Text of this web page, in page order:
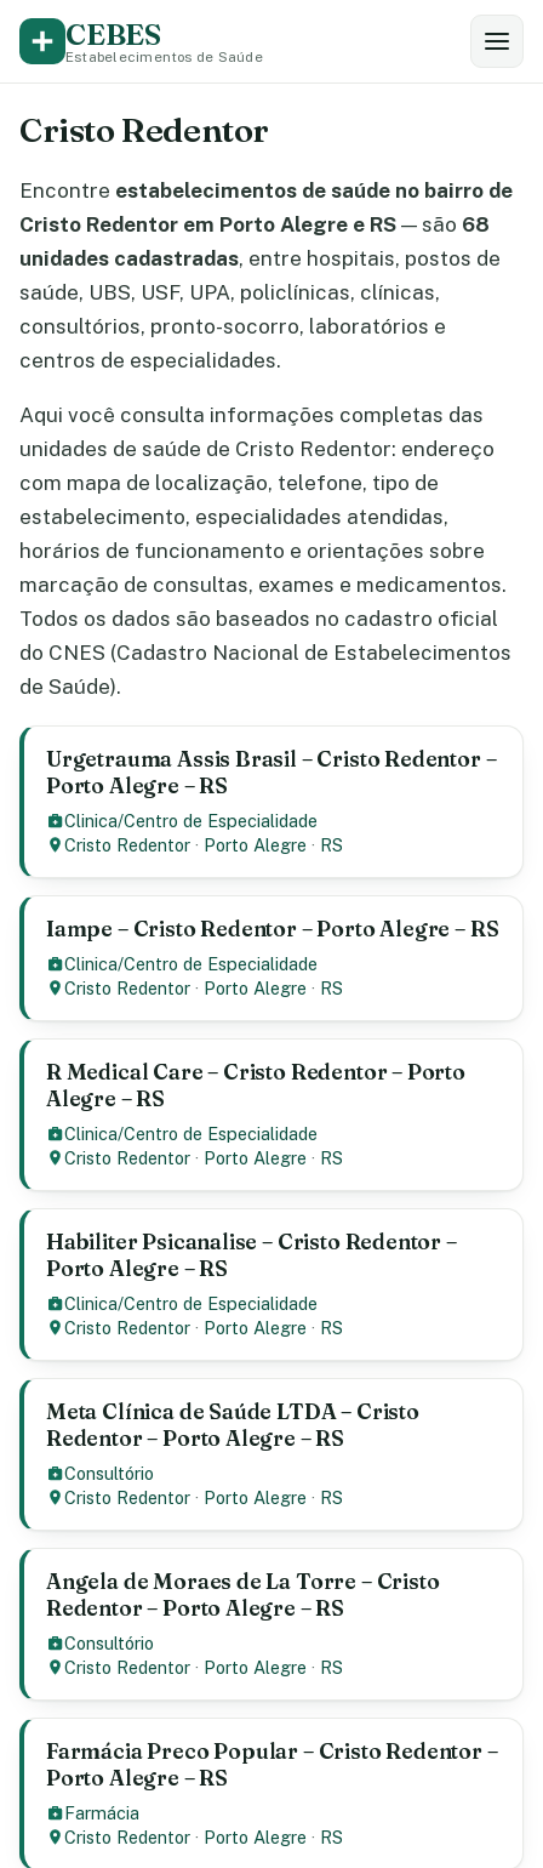
CEBES
Estabelecimentos de Saúde
Cristo Redentor
Encontre estabelecimentos de saúde no bairro de
Cristo Redentor em Porto Alegre e RS — são 68
unidades cadastradas, entre hospitais, postos de
saúde, UBS, USF, UPA, policlínicas, clínicas,
consultórios, pronto-socorro, laboratórios e
centros de especialidades.
Aqui você consulta informações completas das
unidades de saúde de Cristo Redentor: endereço
com mapa de localização, telefone, tipo de
estabelecimento, especialidades atendidas,
horários de funcionamento e orientações sobre
marcação de consultas, exames e medicamentos.
Todos os dados são baseados no cadastro oficial
do CNES (Cadastro Nacional de Estabelecimentos
de Saúde).
Urgetrauma Assis Brasil – Cristo Redentor –
Porto Alegre – RS
Clinica/Centro de Especialidade
Cristo Redentor · Porto Alegre · RS
Iampe – Cristo Redentor – Porto Alegre – RS
Clinica/Centro de Especialidade
Cristo Redentor · Porto Alegre · RS
R Medical Care – Cristo Redentor – Porto
Alegre – RS
Clinica/Centro de Especialidade
Cristo Redentor · Porto Alegre · RS
Habiliter Psicanalise – Cristo Redentor –
Porto Alegre – RS
Clinica/Centro de Especialidade
Cristo Redentor · Porto Alegre · RS
Meta Clínica de Saúde LTDA – Cristo
Redentor – Porto Alegre – RS
Consultório
Cristo Redentor · Porto Alegre · RS
Angela de Moraes de La Torre – Cristo
Redentor – Porto Alegre – RS
Consultório
Cristo Redentor · Porto Alegre · RS
Farmácia Preco Popular – Cristo Redentor –
Porto Alegre – RS
Farmácia
Cristo Redentor · Porto Alegre · RS